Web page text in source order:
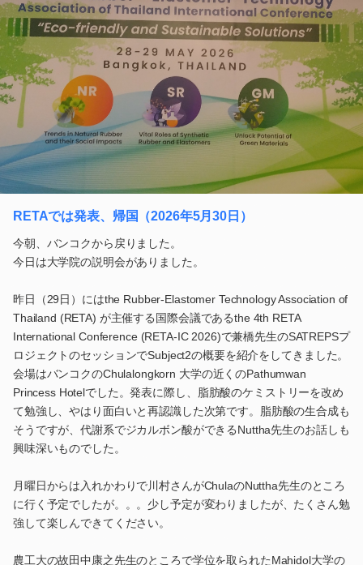
RETAでは発表、帰国（2026年5月30日）
今朝、バンコクから戻りました。
今日は大学院の説明会がありました。
昨日（29日）にはthe Rubber-Elastomer Technology Association of
Thailand (RETA) が主催する国際会議であるthe 4th RETA
International Conference (RETA-IC 2026)で兼橋先生のSATREPSプ
ロジェクトのセッションでSubject2の概要を紹介をしてきました。
会場はバンコクのChulalongkorn 大学の近くのPathumwan
Princess Hotelでした。発表に際し、脂肪酸のケミストリーを改め
て勉強し、やはり面白いと再認識した次第です。脂肪酸の生合成も
そうですが、代謝系でジカルボン酸ができるNuttha先生のお話しも
興味深いものでした。
月曜日からは入れかわりで川村さんがChulaのNuttha先生のところ
に行く予定でしたが。。。少し予定が変わりましたが、たくさん勉
強して楽しんできてください。
農工大の故田中康之先生のところで学位を取られたMahidol大学の